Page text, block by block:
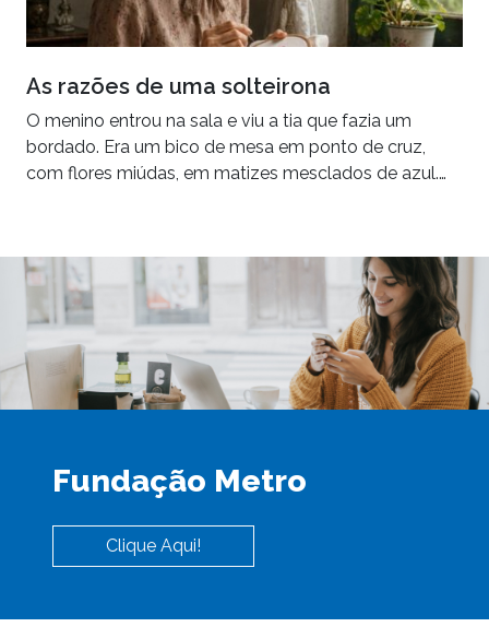
As razões de uma solteirona
O menino entrou na sala e viu a tia que fazia um
bordado. Era um bico de mesa em ponto de cruz,
com flores miúdas, em matizes mesclados de azul.…
Fundação Metro
Clique Aqui!